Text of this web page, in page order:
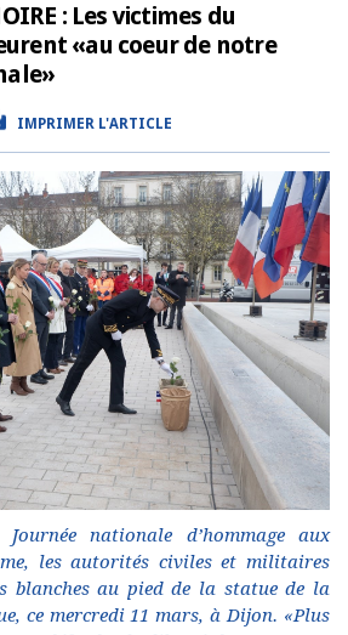
: Les victimes du
«au coeur de notre
IMPRIMER L'ARTICLE
nationale d’hommage aux
les autorités civiles et militaires
blanches au pied de la statue de la
ce mercredi 11 mars, à Dijon. «Plus